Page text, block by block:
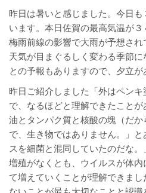
昨日は暑いと感じました。今日
います。本日佐賀の最高気温が
梅雨前線の影響で大雨が予想さ
天気が目まぐるしく変わる季節
との予報もありますので、夕立が
昨日ご紹介しました「外はペン
で、なるほどと理解できたこと
油とタンパク質と核酸の塊（だか
で、生き物ではありません。」
スを細菌と混同していたのだな。
増殖がなくとも、ウイルスが体
て増えていくことが理解できま